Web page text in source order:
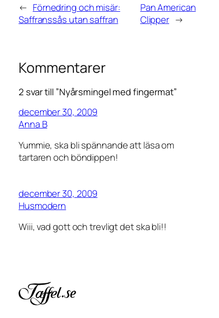
← Förnedring och misär:
Saffranssås utan saffran
Pan American
Clipper →
Kommentarer
2 svar till ”Nyårsmingel med fingermat”
december 30, 2009
Anna B
Yummie, ska bli spännande att läsa om
tartaren och böndippen!
december 30, 2009
Husmodern
Wiii, vad gott och trevligt det ska bli!!